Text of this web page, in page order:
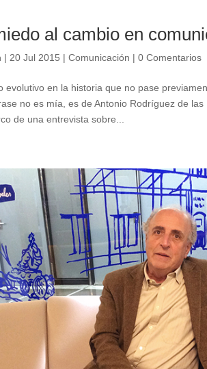
al cambio en
| 20 Jul 2015 |Comunicación |0 Comentarios
evolutivo en la historia que no pase
no es mía, es de Antonio Rodríguez de
de una entrevista sobre...